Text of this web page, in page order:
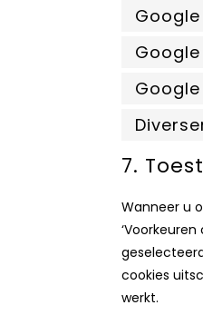
Google
7.
Wanneer u
cookies
werkt.